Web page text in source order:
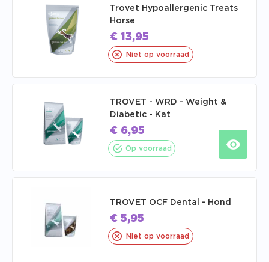
Trovet Hypoallergenic Treats
Horse
€ 13,95
Niet op voorraad
TROVET - WRD - Weight &
Diabetic - Kat
€ 6,95
Op voorraad
TROVET OCF Dental - Hond
€ 5,95
Niet op voorraad